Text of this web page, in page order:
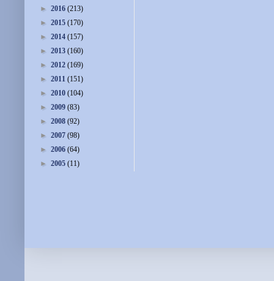
► 2016 (213)
► 2015 (170)
► 2014 (157)
► 2013 (160)
► 2012 (169)
► 2011 (151)
► 2010 (104)
► 2009 (83)
► 2008 (92)
► 2007 (98)
► 2006 (64)
► 2005 (11)